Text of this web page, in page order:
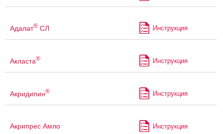
Адалат® СЛ Инструкция
Акласта® Инструкция
Акридипин® Инструкция
Акрипрес Амло Инструкция